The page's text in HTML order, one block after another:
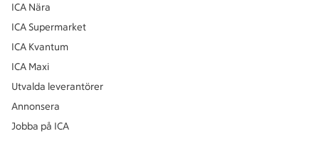
ICA Nära
ICA Supermarket
ICA Kvantum
ICA Maxi
Utvalda leverantörer
Annonsera
Jobba på ICA